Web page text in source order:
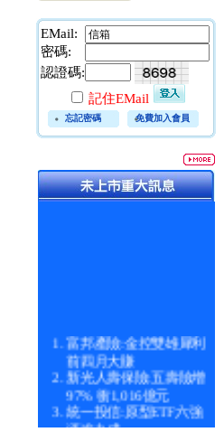
EMail:
密碼:
認證碼:
記住EMail
忘記密碼 免費加入會員
富邦產險:金控雙雄犀利
前四月大賺
新光人壽保險:五壽險增
97% 衝1,016億元
統一投信:原型ETF六強
漲逾九成